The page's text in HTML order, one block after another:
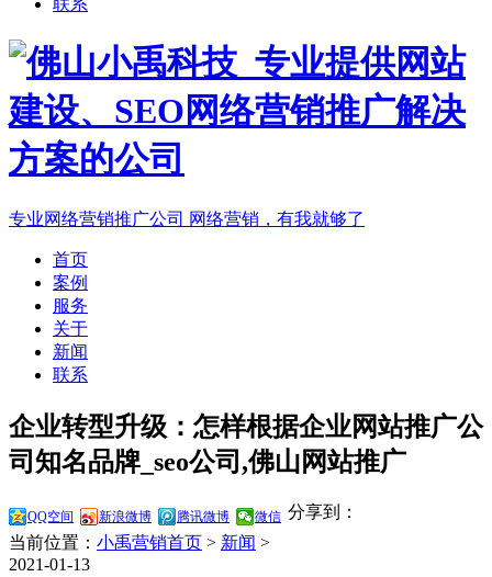
专业网络营销推广公司 网络营销，有我就够了
首页
案例
服务
关于
新闻
联系
企业转型升级：怎样根据企业网站推广公
司知名品牌_seo公司,佛山网站推广
分享到：
QQ空间 新浪微博 腾讯微博 微信
当前位置： 小禹营销首页 > 新闻 >
2021-01-13